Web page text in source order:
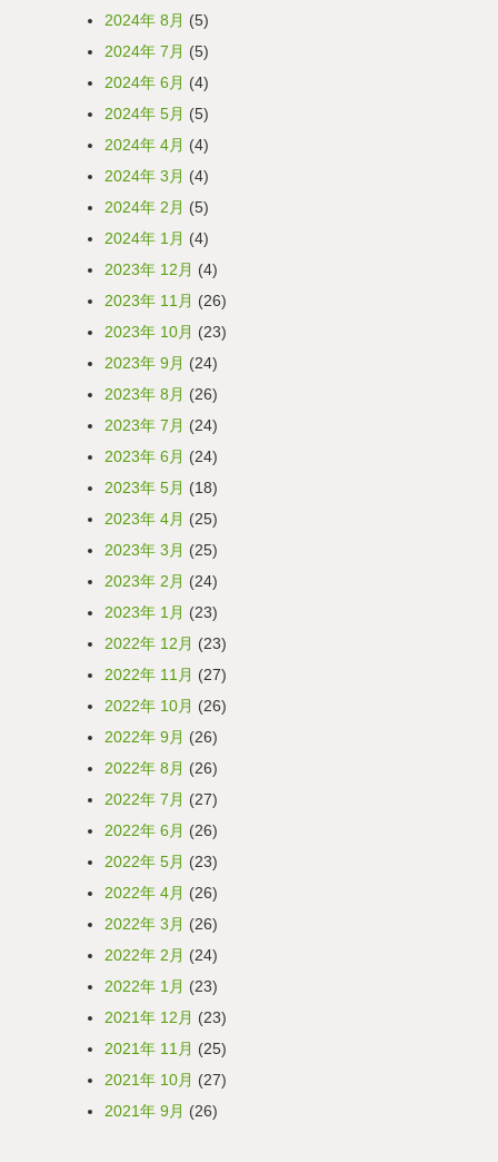
2024年 8月 (5)
2024年 7月 (5)
2024年 6月 (4)
2024年 5月 (5)
2024年 4月 (4)
2024年 3月 (4)
2024年 2月 (5)
2024年 1月 (4)
2023年 12月 (4)
2023年 11月 (26)
2023年 10月 (23)
2023年 9月 (24)
2023年 8月 (26)
2023年 7月 (24)
2023年 6月 (24)
2023年 5月 (18)
2023年 4月 (25)
2023年 3月 (25)
2023年 2月 (24)
2023年 1月 (23)
2022年 12月 (23)
2022年 11月 (27)
2022年 10月 (26)
2022年 9月 (26)
2022年 8月 (26)
2022年 7月 (27)
2022年 6月 (26)
2022年 5月 (23)
2022年 4月 (26)
2022年 3月 (26)
2022年 2月 (24)
2022年 1月 (23)
2021年 12月 (23)
2021年 11月 (25)
2021年 10月 (27)
2021年 9月 (26)